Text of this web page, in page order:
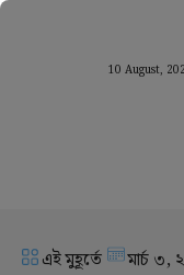
10 August,
এই মুহূর্তে মার্চ ৩,